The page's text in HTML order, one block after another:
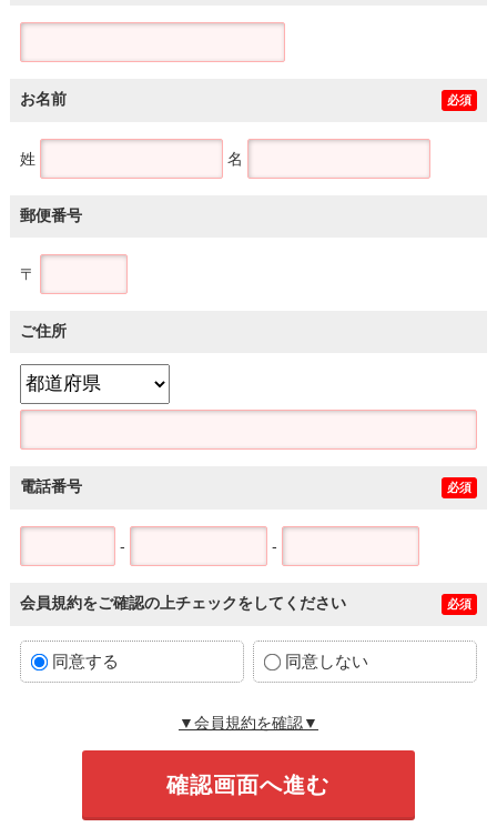
お名前 必須
姓 名
郵便番号
〒
ご住所
電話番号 必須
- -
会員規約をご確認の上チェックをしてください 必須
同意する 同意しない
▼会員規約を確認▼